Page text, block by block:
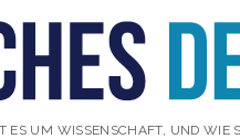
ES UM WISSENSCHAFT, UND WIE